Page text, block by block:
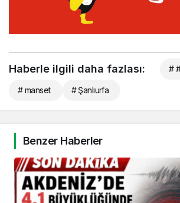
Haberle ilgili daha fazlası: #
# manset # Şanlıurfa
Benzer Haberler